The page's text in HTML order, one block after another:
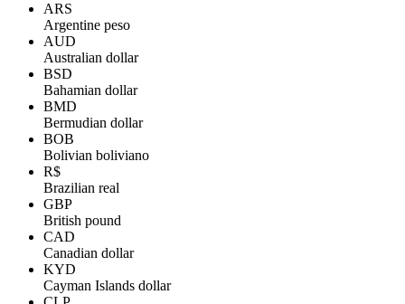
ARS
Argentine peso
AUD
Australian dollar
BSD
Bahamian dollar
BMD
Bermudian dollar
BOB
Bolivian boliviano
R$
Brazilian real
GBP
British pound
CAD
Canadian dollar
KYD
Cayman Islands dollar